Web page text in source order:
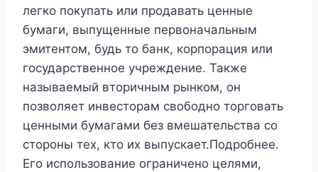
легко покупать или продавать ценные
бумаги, выпущенные первоначальным
эмитентом, будь то банк, корпорация или
государственное учреждение. Также
называемый вторичным рынком, он
позволяет инвесторам свободно торговать
ценными бумагами без вмешательства со
стороны тех, кто их выпускает.Подробнее.
Его использование ограничено целями,